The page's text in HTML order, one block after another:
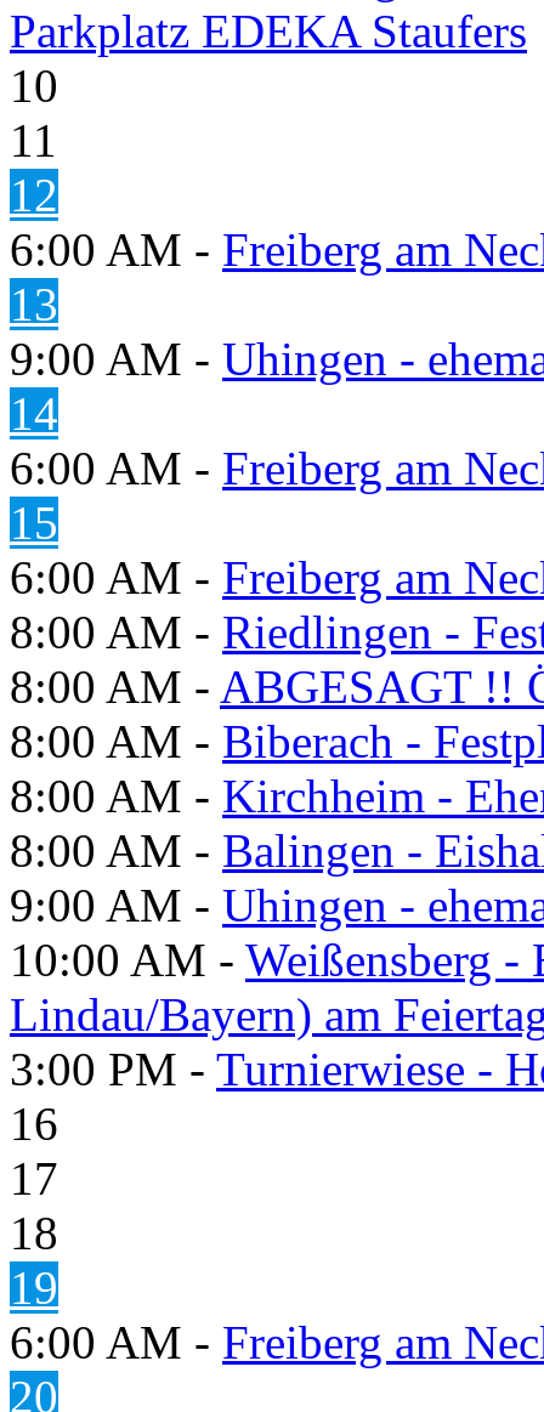
Parkplatz EDEKA Staufers
10
11
12
6:00 AM - Freiberg am
13
9:00 AM - Uhingen -
14
6:00 AM - Freiberg am
15
6:00 AM - Freiberg am
8:00 AM - Riedlingen -
8:00 AM - ABGESAGT !!
8:00 AM - Biberach -
8:00 AM - Kirchheim -
8:00 AM - Balingen -
9:00 AM - Uhingen -
10:00 AM - Weißensberg
Lindau/Bayern) am
3:00 PM - Turnierwiese -
16
17
18
19
6:00 AM - Freiberg am
20